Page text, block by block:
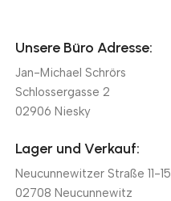
Unsere Büro Adresse:
Jan-Michael Schrörs
Schlossergasse 2
02906 Niesky
Lager und Verkauf:
Neucunnewitzer Straße 11-15
02708 Neucunnewitz